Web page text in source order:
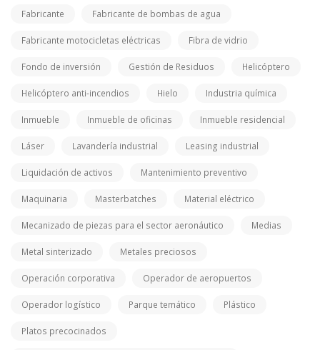
Fabricante Fabricante de bombas de agua
Fabricante motocicletas eléctricas Fibra de vidrio
Fondo de inversión Gestión de Residuos Helicóptero
Helicóptero anti-incendios Hielo Industria química
Inmueble Inmueble de oficinas Inmueble residencial
Láser Lavandería industrial Leasing industrial
Liquidación de activos Mantenimiento preventivo
Maquinaria Masterbatches Material eléctrico
Mecanizado de piezas para el sector aeronáutico Medias
Metal sinterizado Metales preciosos
Operación corporativa Operador de aeropuertos
Operador logístico Parque temático Plástico
Platos precocinados